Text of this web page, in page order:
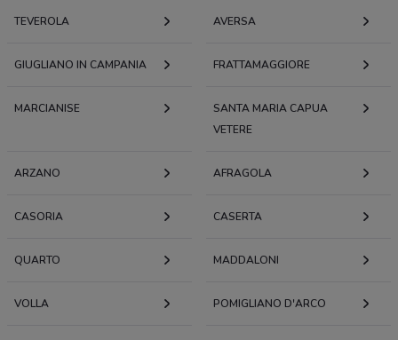
TEVEROLA AVERSA
GIUGLIANO IN CAMPANIA FRATTAMAGGIORE
MARCIANISE
SANTA MARIA CAPUA
VETERE
ARZANO AFRAGOLA
CASORIA CASERTA
QUARTO MADDALONI
VOLLA POMIGLIANO D'ARCO